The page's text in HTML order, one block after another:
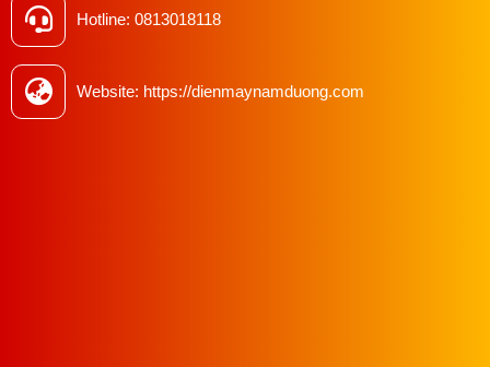
Hotline: 0813018118
Website: https://dienmaynamduong.com